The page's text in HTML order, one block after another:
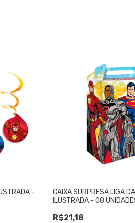
-
CAIXA SURPRESA LIGA
ILUSTRADA - 08
R$21,18